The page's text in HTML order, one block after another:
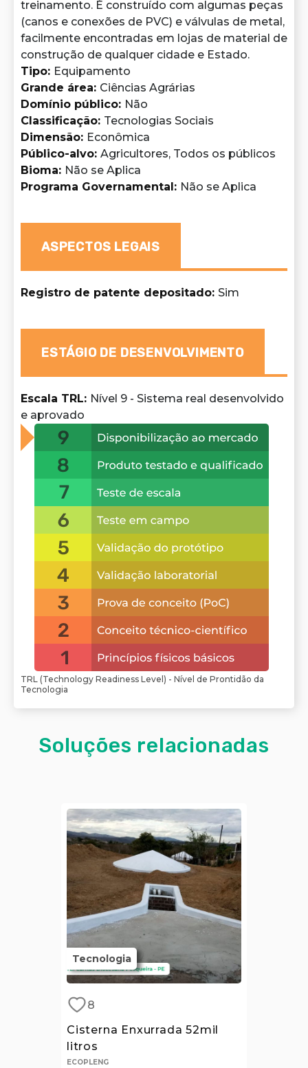
treinamento. É construído com algumas peças
(canos e conexões de PVC) e válvulas de metal,
facilmente encontradas em lojas de material de
construção de qualquer cidade e Estado.
Tipo: Equipamento
Grande área: Ciências Agrárias
Domínio público: Não
Classificação: Tecnologias Sociais
Dimensão: Econômica
Público-alvo: Agricultores, Todos os públicos
Bioma: Não se Aplica
Programa Governamental: Não se Aplica
ASPECTOS LEGAIS
Registro de patente depositado: Sim
ESTÁGIO DE DESENVOLVIMENTO
Escala TRL: Nível 9 - Sistema real desenvolvido
e aprovado
TRL (Technology Readiness Level) - Nível de Prontidão da
Tecnologia
Soluções relacionadas
Tecnologia
8
Cisterna Enxurrada 52mil
litros
ECOPLENG